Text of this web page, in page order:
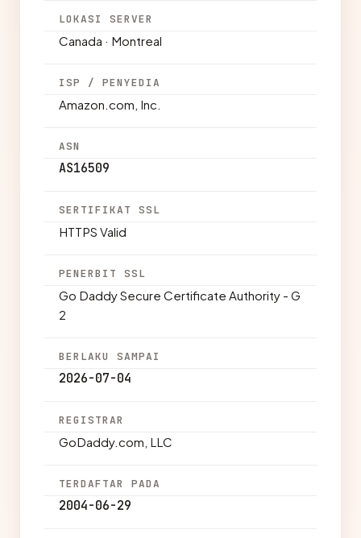
LOKASI SERVER
Canada · Montreal
ISP / PENYEDIA
Amazon.com, Inc.
ASN
AS16509
SERTIFIKAT SSL
HTTPS Valid
PENERBIT SSL
Go Daddy Secure Certificate Authority - G
2
BERLAKU SAMPAI
2026-07-04
REGISTRAR
GoDaddy.com, LLC
TERDAFTAR PADA
2004-06-29